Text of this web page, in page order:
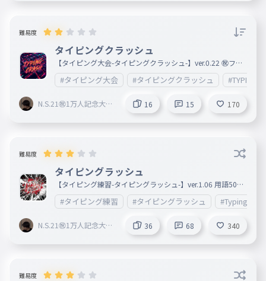
難易度
タイピングクラッシュ
【タイピング大会-タイピングクラッシュ-】ver.0.22 ㊗︎フォ
ロワー1万人記念 タイピング大会開催中 👑暫定1位👑:N.S.21
前回の結果（2026/06/21 第1回） 🥇N.S.21（いいね15個/1
5プレイ） 🥈ゆーくん（いいね10個/10プレイ） 🥉宇宙戦艦
ベイビー（いいね5個/5プレイ） 🏅hatige（いいね3個/3プ
レイ） 🏅お茶の木（いいね1個/1プレイ） +作成者に勝った
らフォロー ※作成者は大会結果に含みません 結果発表は3
#タイピング大会 #タイピングクラッシュ
N.S.21㊗︎1万人記念大会
16 15 170
難易度
タイピングラッシュ
【タイピング練習-タイピングラッシュ-】ver.1.06 用語50ま
では追加するつもりです。 «ランク» 4000~S3 3750~S2 350
0~S1 3250~A3 3000~A2 2750~A1 2500~B3 2250~B2 2000
~B1 1750~C3 1500~C2 1250~C1 1000~D3 750~D2 500~D
1 250~E 0~Z
#タイピング練習 #タイピングラッシュ #TypingRush
N.S.21㊗︎1万人記念大会
36 68 340
難易度